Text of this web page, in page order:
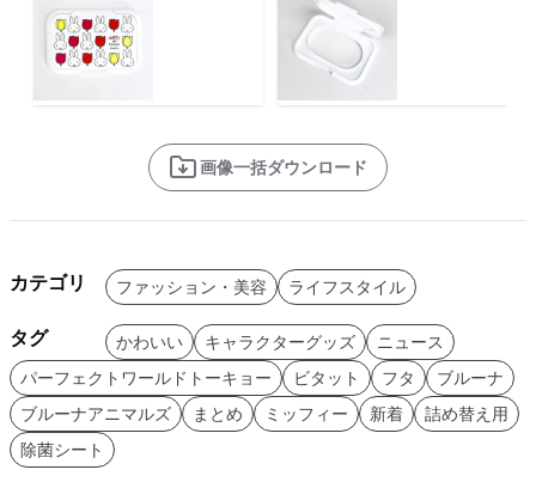
画像一括ダウンロード
カテゴリ ファッション・美容 ライフスタイル
タグ かわいい キャラクターグッズ
ニュース
パーフェクトワールドトーキョー
ビタット フタ
ブルーナ
ブルーナアニマルズ
まとめ ミッフィー 新着
詰め替え用
除菌シート